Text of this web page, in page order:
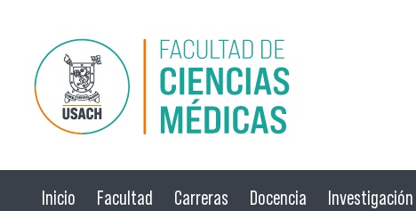
Pasar al contenido principal
Inicio Facultad Carreras Docencia Investigación